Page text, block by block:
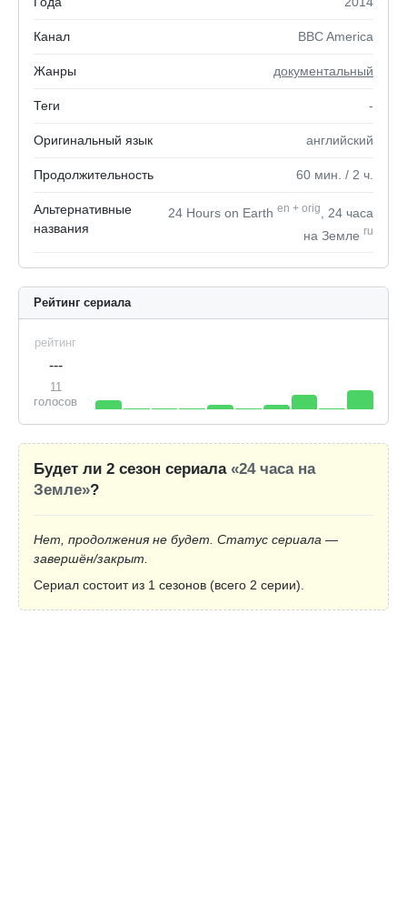
Канал BBC America
Жанры документальный
Теги -
Оригинальный язык английский
Продолжительность 60 мин. / 2 ч.
Альтернативные
названия
24 Hours on Earth en + orig
, 24 часа
на Земле ru
Рейтинг сериала
рейтинг
---
11
голосов
Будет ли 2 сезон сериала «24 часа на
Земле»?
Нет, продолжения не будет. Статус сериала —
завершён/закрыт.
Сериал состоит из 1 сезонов (всего 2 серии).